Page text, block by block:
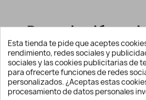
Descripción y
Vivo pompones
Tiras ovivo de pelo ecológico
por metros imitación a pelo
Esta tienda te pide que aceptes
rendimiento, redes sociales y
sociales y las cookies publicitarias de
para ofrecerte funciones de redes
personalizados. ¿Aceptas estas
procesamiento de datos personales